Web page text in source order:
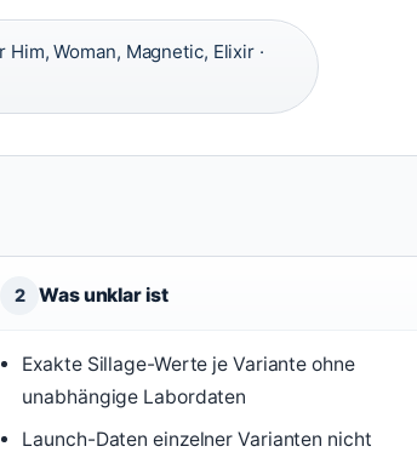
Him, Woman, Magnetic, Elixir ·
2 Was unklar ist
Exakte Sillage-Werte je Variante ohne
unabhängige Labordaten
Launch-Daten einzelner Varianten nicht